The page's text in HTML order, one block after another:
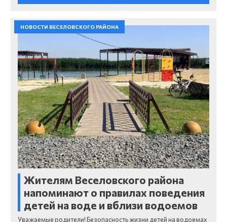
НОВОСТИ ВЕСЕЛОВСКОГО РАЙОНА
Жителям Веселовского района
напоминают о правилах поведения
детей на воде и вблизи водоемов
Уважаемые родители! Безопасность жизни детей на водоемах